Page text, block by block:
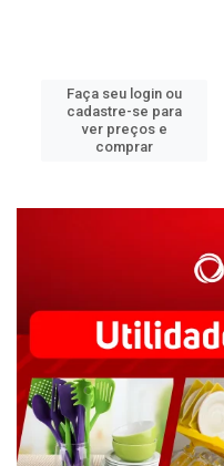
Faça seu login ou
cadastre-se para
ver preços e
comprar